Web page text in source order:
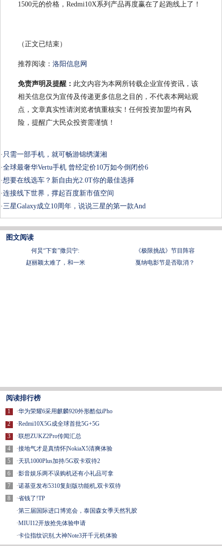
1500元的价格，Redmi10X系列产品再度赢在了起跑线上了！
（正文已结束）
推荐阅读： 洛阳信息网
免责声明及提醒： 此文内容为本网所转载企业宣传资讯，该
相关信息仅为宣传及传递更多信息之目的，不代表本网站观
点，文章真实性请浏览者慎重核实！任何投资加盟均有风
险，提醒广大民众投资需谨慎！
· 只需一部手机，就可畅游锦绣潇湘
·全球最奢华Vertu手机 曾经定价10万如今倒闭价6
·想要在线选车？新自由光2.0T你的最佳选择
·连接线下世界，撑起百度新市值空间
·三星Galaxy成立10周年，说说三星的第一款And
图文阅读
何炅“下套”撒贝宁:
《极限挑战》节目阵容
赵丽颖太难了，和一米
戛纳电影节是否取消？
阅读排行榜
1
2
3
4
5
6
7
8
·华为荣耀6采用麒麟920外形酷似iPho
·Redmi10X5G成全球首批5G+5G
·联想ZUKZ2Pro传闻汇总
·接地气才是真情怀|NokiaX5清爽体验
·天玑1000Plus加持/5G双卡双待2
·影音娱乐两不误购机还有小礼品可拿
·诺基亚发布5310复刻版功能机,双卡双待
·省钱了!TP
·第三届国际进口博览会，泰国森女季天然乳胶
·MIUI12开放抢先体验申请
·卡位指纹识别,大神Note3开千元机体验